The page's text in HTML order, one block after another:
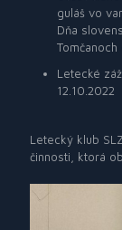
guláš vo
Dňa
Tomčanoch
Letecké
12.10.2022
Letecký klub
činnosti, ktorá